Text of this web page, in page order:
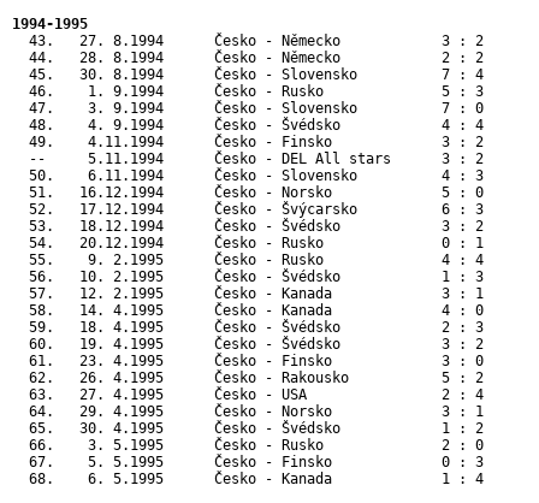
1994-1995
43.   27. 8.1994      Česko - Německo            3 : 2
44.   28. 8.1994      Česko - Německo            2 : 2
45.   30. 8.1994      Česko - Slovensko          7 : 4
46.    1. 9.1994      Česko - Rusko              5 : 3
47.    3. 9.1994      Česko - Slovensko          7 : 0
48.    4. 9.1994      Česko - Švédsko            4 : 4
49.    4.11.1994      Česko - Finsko             3 : 2
--     5.11.1994      Česko - DEL All stars      3 : 2
50.    6.11.1994      Česko - Slovensko          4 : 3
51.   16.12.1994      Česko - Norsko             5 : 0
52.   17.12.1994      Česko - Švýcarsko          6 : 3
53.   18.12.1994      Česko - Švédsko            3 : 2
54.   20.12.1994      Česko - Rusko              0 : 1
55.    9. 2.1995      Česko - Rusko              4 : 4
56.   10. 2.1995      Česko - Švédsko            1 : 3
57.   12. 2.1995      Česko - Kanada             3 : 1
58.   14. 4.1995      Česko - Kanada             4 : 0
59.   18. 4.1995      Česko - Švédsko            2 : 3
60.   19. 4.1995      Česko - Švédsko            3 : 2
61.   23. 4.1995      Česko - Finsko
62.   26. 4.1995      Česko - Rakousko
63.   27. 4.1995      Česko - USA
64.   29. 4.1995      Česko - Norsko
65.   30. 4.1995      Česko - Švédsko
66.    3. 5.1995      Česko - Rusko
67.    5. 5.1995      Česko - Finsko
68.    6. 5.1995      Česko - Kanada